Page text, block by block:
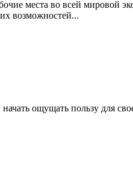
места во всей
возможностей...
ощущать пользу для